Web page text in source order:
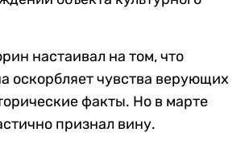
настаивал на том, что
оскорбляет чувства верующих
факты. Но в марте
признал вину.